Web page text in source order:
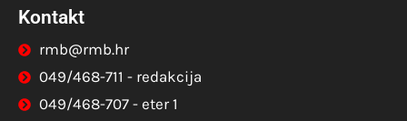
Kontakt
rmb@rmb.hr
049/468-711 - redakcija
049/468-707 - eter 1